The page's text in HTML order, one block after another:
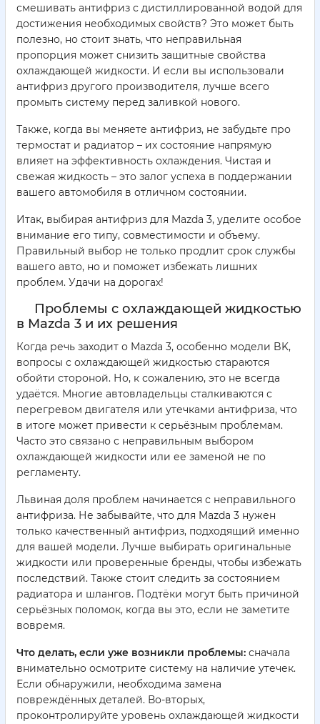
смешивать антифриз с дистиллированной водой для
достижения необходимых свойств? Это может быть
полезно, но стоит знать, что неправильная
пропорция может снизить защитные свойства
охлаждающей жидкости. И если вы использовали
антифриз другого производителя, лучше всего
промыть систему перед заливкой нового.
Также, когда вы меняете антифриз, не забудьте про
термостат и радиатор – их состояние напрямую
влияет на эффективность охлаждения. Чистая и
свежая жидкость – это залог успеха в поддержании
вашего автомобиля в отличном состоянии.
Итак, выбирая антифриз для Mazda 3, уделите особое
внимание его типу, совместимости и объему.
Правильный выбор не только продлит срок службы
вашего авто, но и поможет избежать лишних
проблем. Удачи на дорогах!
Проблемы с охлаждающей жидкостью
в Mazda 3 и их решения
Когда речь заходит о Mazda 3, особенно модели BK,
вопросы с охлаждающей жидкостью стараются
обойти стороной. Но, к сожалению, это не всегда
удаётся. Многие автовладельцы сталкиваются с
перегревом двигателя или утечками антифриза, что
в итоге может привести к серьёзным проблемам.
Часто это связано с неправильным выбором
охлаждающей жидкости или ее заменой не по
регламенту.
Львиная доля проблем начинается с неправильного
антифриза. Не забывайте, что для Mazda 3 нужен
только качественный антифриз, подходящий именно
для вашей модели. Лучше выбирать оригинальные
жидкости или проверенные бренды, чтобы избежать
последствий. Также стоит следить за состоянием
радиатора и шлангов. Подтёки могут быть причиной
серьёзных поломок, когда вы это, если не заметите
вовремя.
Что делать, если уже возникли проблемы: сначала
внимательно осмотрите систему на наличие утечек.
Если обнаружили, необходима замена
повреждённых деталей. Во-вторых,
проконтролируйте уровень охлаждающей жидкости